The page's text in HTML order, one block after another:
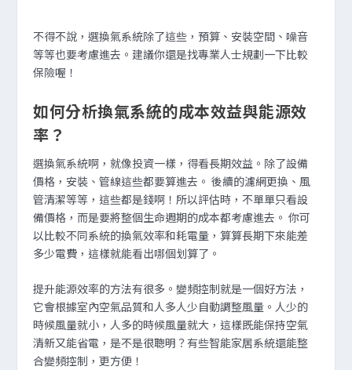
不得不說，選換氣系統除了這些，預算、安裝空間、噪音
等等也要考慮進去。建議你還是找專業人士規劃一下比較
保險喔！
如何分析換氣系統的成本效益與能源效
率？
選換氣系統啊，就像投資一樣，得看長期效益。除了設備
價格，安裝、管線這些都要算進去。 後續的濾網更換、風
管清潔等等，這些都是錢啊！所以評估時，不單單只看設
備價格，而是要將整個生命週期的成本都考慮進去。 你可
以比較不同系統的換氣效率和耗電量，算算長期下來能差
多少電費，這樣就能看出哪個划算了。
提升能源效率的方法有很多。變頻控制就是一個好方法，
它會根據室內空氣品質和人多人少自動調整風量。人少的
時候風量就小，人多的時候風量就大，這樣既能保持空氣
清新又能省電，是不是很聰明？有些智能家居系統還能整
合變頻控制，更方便！